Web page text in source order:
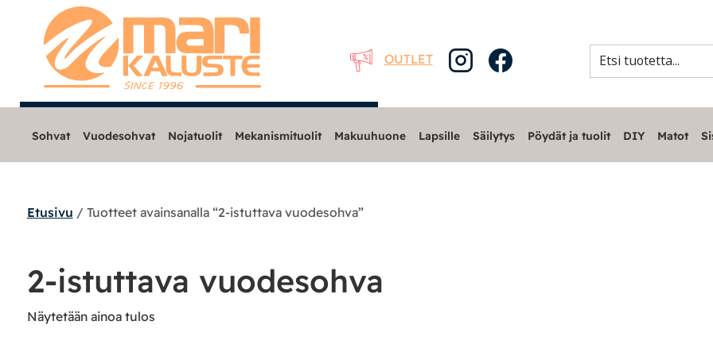
OUTLET
Sohvat
Nojatuolit
Mekanismituolit
Sohvat Vuodesohvat Nojatuolit Mekanismituolit Makuuhuone Lapsille Säilytys Pöydät ja tuolit DIY Matot
Etusivu / Tuotteet avainsanalla “2-istuttava vuodesohva”
2-istuttava vuodesohva
Näytetään ainoa tulos